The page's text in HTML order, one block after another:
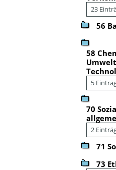
23
56
58
5
70
2
71
73